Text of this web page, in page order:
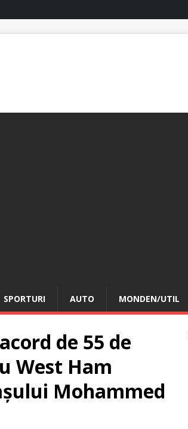
SPORTURI AUTO MONDEN/UTIL
de 55 de
West Ham
Mohammed